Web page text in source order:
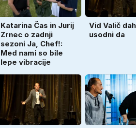
Katarina Čas in Jurij
Zrnec o zadnji
sezoni Ja, Chef!:
Med nami so bile
lepe vibracije
Vid Valič
usodni da